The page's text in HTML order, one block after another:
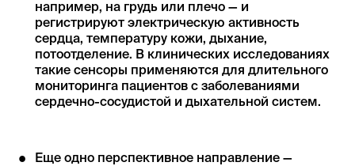
например, на грудь или плечо — и
регистрируют электрическую активность
сердца, температуру кожи, дыхание,
потоотделение. В клинических исследованиях
такие сенсоры применяются для длительного
мониторинга пациентов с заболеваниями
сердечно-сосудистой и дыхательной систем.
Еще одно перспективное направление —